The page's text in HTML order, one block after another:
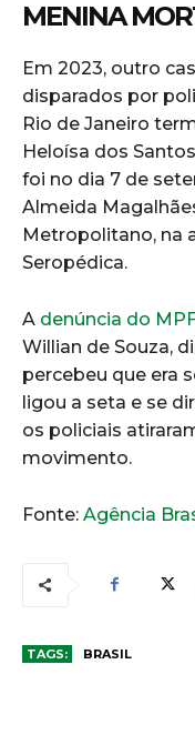
MENINA
Em 2023, outro
disparados por
Rio de Janeiro
Heloísa dos
foi no dia 7 de
Almeida
Metropolitano, na
Seropédica.
A denúncia do
Willian de Souza,
percebeu que era
ligou a seta e se
os policiais
movimento.
Fonte: Agência
TAGS: BRASIL